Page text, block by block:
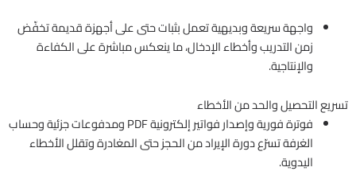
واجهة سريعة وبديهية تعمل بثبات حتى على أجهزة قديمة تخفّض
زمن التدريب وأخطاء الإدخال، ما ينعكس مباشرة على الكفاءة
والإنتاجية.
تسريع التحصيل والحد من الأخطاء
فوترة فورية وإصدار فواتير إلكترونية PDF ومدفوعات جزئية وحساب
الغرفة تسرّع دورة الإيراد من الحجز حتى المغادرة وتقلل الأخطاء
اليدوية.